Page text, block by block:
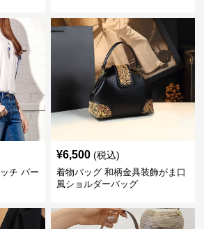
チ パー
¥6,500 (税込)
着物バッグ 和柄金具装飾がま口
風ショルダーバッグ